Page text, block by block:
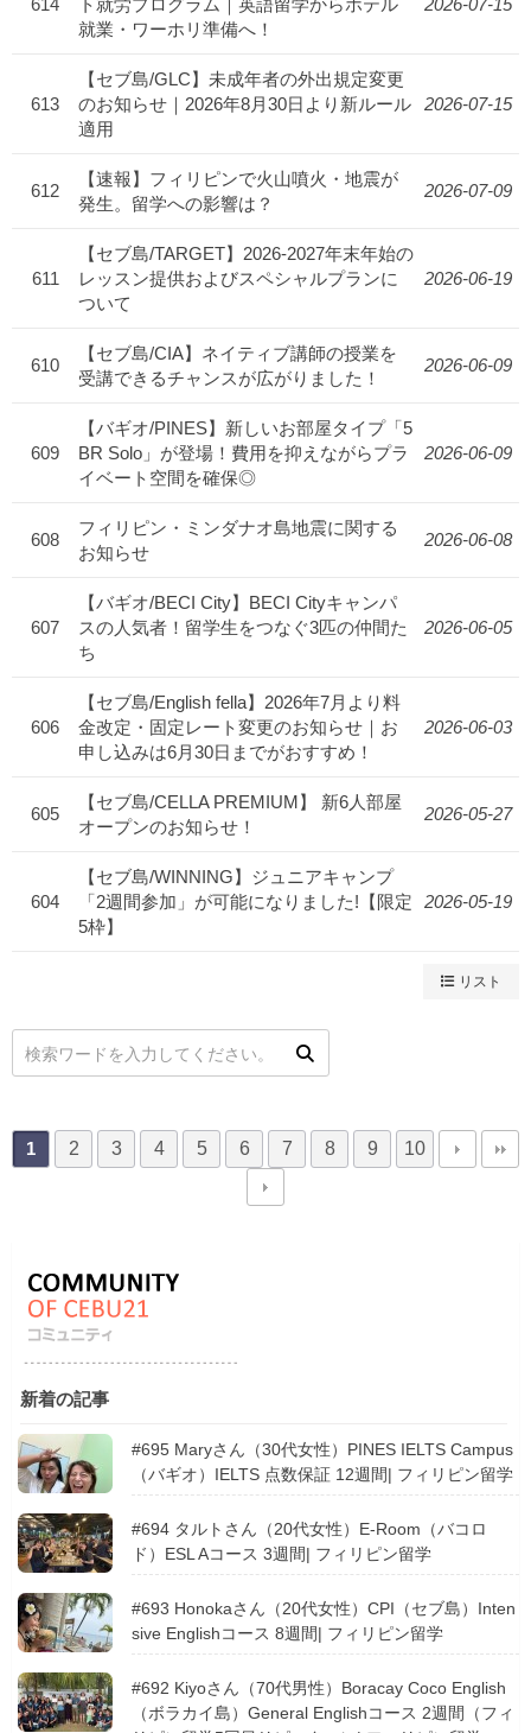
614
ト就労プログラム｜英語留学からホテル
就業・ワーホリ準備へ！
2026-07-15
613
【セブ島/GLC】未成年者の外出規定変更
のお知らせ｜2026年8月30日より新ルール
適用
2026-07-15
612
【速報】フィリピンで火山噴火・地震が
発生。留学への影響は？
2026-07-09
611
【セブ島/TARGET】2026-2027年末年始の
レッスン提供およびスペシャルプランに
ついて
2026-06-19
610
【セブ島/CIA】ネイティブ講師の授業を
受講できるチャンスが広がりました！
2026-06-09
609
【バギオ/PINES】新しいお部屋タイプ「5
BR Solo」が登場！費用を抑えながらプラ
イベート空間を確保◎
2026-06-09
608
フィリピン・ミンダナオ島地震に関する
お知らせ
2026-06-08
607
【バギオ/BECI City】BECI Cityキャンパ
スの人気者！留学生をつなぐ3匹の仲間た
ち
2026-06-05
606
【セブ島/English fella】2026年7月より料
金改定・固定レート変更のお知らせ｜お
申し込みは6月30日までがおすすめ！
2026-06-03
605
【セブ島/CELLA PREMIUM】 新6人部屋
オープンのお知らせ！
2026-05-27
604
【セブ島/WINNING】ジュニアキャンプ
「2週間参加」が可能になりました!【限定
5枠】
2026-05-19
リスト
1 2 3 4 5 6 7 8 9 10
新着の記事
#695 Maryさん（30代女性）PINES IELTS Campus
（バギオ）IELTS 点数保証 12週間| フィリピン留学
#694 タルトさん（20代女性）E-Room（バコロ
ド）ESL Aコース 3週間| フィリピン留学
#693 Honokaさん（20代女性）CPI（セブ島）Inten
sive Englishコース 8週間| フィリピン留学
#692 Kiyoさん（70代男性）Boracay Coco English
（ボラカイ島）General Englishコース 2週間（フィ